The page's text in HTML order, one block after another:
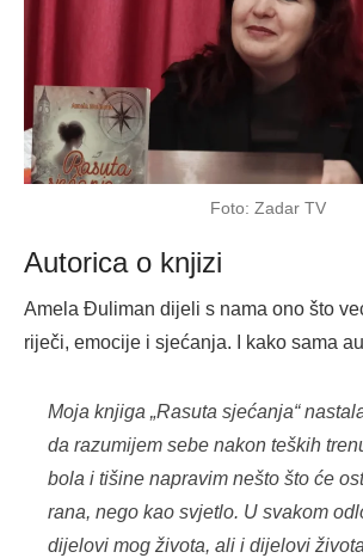
Foto: Zadar TV
Autorica o knjizi
Amela Đuliman dijeli s nama ono što
riječi, emocije i sjećanja. I kako sama
Moja knjiga „Rasuta sjećanja“
da razumijem sebe nakon teških
bola i tišine napravim nešto što će
rana, nego kao svjetlo. U svakom
dijelovi mog života, ali i dijelovi